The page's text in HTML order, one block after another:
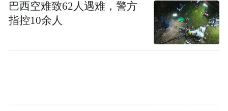
放量逾万次。在深圳市内多个地铁站、住宅
及商业楼盘，该行投放相关宣传广告，持续
强化政策曝光，全面提升公积金政策的社会
巴西空难致62人遇难，警方
指控10余人